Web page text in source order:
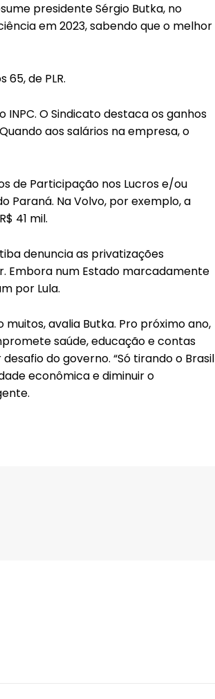
presidente Sérgio Butka, no
em 2023, sabendo que o melhor
de PLR.
INPC. O Sindicato destaca os ganhos
aos salários na empresa, o
de Participação nos Lucros e/ou
Paraná. Na Volvo, por exemplo, a
41 mil.
denuncia as privatizações
Embora num Estado marcadamente
por Lula.
avalia Butka. Pro próximo ano,
saúde, educação e contas
do governo. “Só tirando o Brasil
econômica e diminuir o